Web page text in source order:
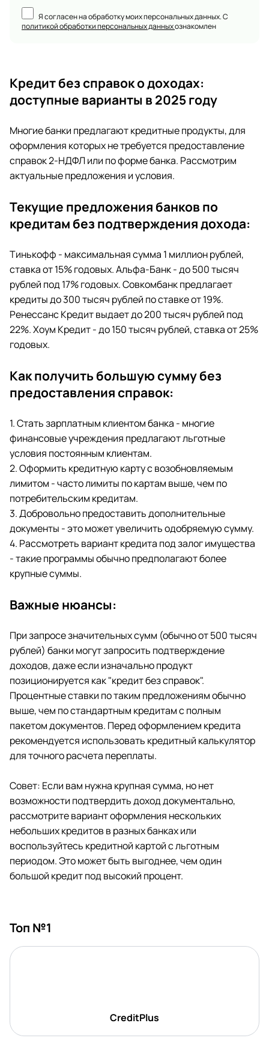
Я согласен на обработку моих персональных данных. С
политикой обработки персональных данныхознакомлен
Кредит без справок о доходах:
доступные варианты в 2025 году
Многие банки предлагают кредитные продукты, для
оформления которых не требуется предоставление
справок 2-НДФЛ или по форме банка. Рассмотрим
актуальные предложения и условия.
Текущие предложения банков по
кредитам без подтверждения дохода:
Тинькофф - максимальная сумма 1 миллион рублей,
ставка от 15% годовых. Альфа-Банк - до 500 тысяч
рублей под 17% годовых. Совкомбанк предлагает
кредиты до 300 тысяч рублей по ставке от 19%.
Ренессанс Кредит выдает до 200 тысяч рублей под
22%. Хоум Кредит - до 150 тысяч рублей, ставка от 25%
годовых.
Как получить большую сумму без
предоставления справок:
1. Стать зарплатным клиентом банка - многие
финансовые учреждения предлагают льготные
условия постоянным клиентам.
2. Оформить кредитную карту с возобновляемым
лимитом - часто лимиты по картам выше, чем по
потребительским кредитам.
3. Добровольно предоставить дополнительные
документы - это может увеличить одобряемую сумму.
4. Рассмотреть вариант кредита под залог имущества
- такие программы обычно предполагают более
крупные суммы.
Важные нюансы:
При запросе значительных сумм (обычно от 500 тысяч
рублей) банки могут запросить подтверждение
доходов, даже если изначально продукт
позиционируется как "кредит без справок".
Процентные ставки по таким предложениям обычно
выше, чем по стандартным кредитам с полным
пакетом документов. Перед оформлением кредита
рекомендуется использовать кредитный калькулятор
для точного расчета переплаты.
Совет: Если вам нужна крупная сумма, но нет
возможности подтвердить доход документально,
рассмотрите вариант оформления нескольких
небольших кредитов в разных банках или
воспользуйтесь кредитной картой с льготным
периодом. Это может быть выгоднее, чем один
большой кредит под высокий процент.
Топ №1
CreditPlus